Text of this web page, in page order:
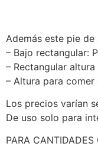
Además este pie
– Bajo rectangular:
– Rectangular
– Altura para comer
Los precios varían
De uso solo para
PARA CANTIDADES